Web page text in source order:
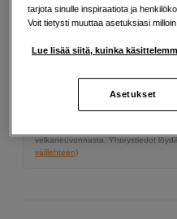
Maksa Svea-erämaksulla
Esimerkki: 36 kk, 2 EUR/kk,
Avausmaksu 5 EUR,
velkaneuvonnasta. Yhteystiedot
välilehteen)
tarjota sinulle inspiraatiota ja
Voit tietysti muuttaa asetuksiasi milloin
Lue lisää siitä, kuinka
Asetukset